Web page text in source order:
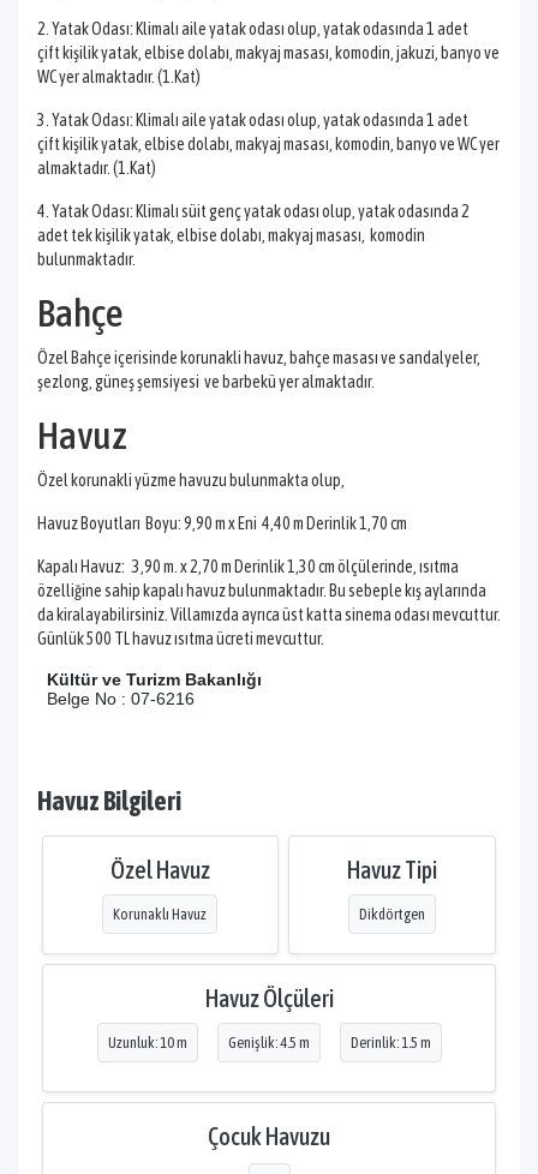
2. Yatak Odası: Klimalı aile yatak odası olup, yatak odasında 1 adet
çift kişilik yatak, elbise dolabı, makyaj masası, komodin, jakuzi, banyo ve
WC yer almaktadır. (1.Kat)
3. Yatak Odası: Klimalı aile yatak odası olup, yatak odasında 1 adet
çift kişilik yatak, elbise dolabı, makyaj masası, komodin, banyo ve WC yer
almaktadır. (1.Kat)
4. Yatak Odası: Klimalı süit genç yatak odası olup, yatak odasında 2
adet tek kişilik yatak, elbise dolabı, makyaj masası, komodin
bulunmaktadır.
Bahçe
Özel Bahçe içerisinde korunakli havuz, bahçe masası ve sandalyeler,
şezlong, güneş şemsiyesi ve barbekü yer almaktadır.
Havuz
Özel korunakli yüzme havuzu bulunmakta olup,
Havuz Boyutları Boyu: 9,90 m x Eni 4,40 m Derinlik 1,70 cm
Kapalı Havuz: 3,90 m. x 2,70 m Derinlik 1,30 cm ölçülerinde, ısıtma
özelliğine sahip kapalı havuz bulunmaktadır. Bu sebeple kış aylarında
da kiralayabilirsiniz. Villamızda ayrıca üst katta sinema odası mevcuttur.
Günlük 500 TL havuz ısıtma ücreti mevcuttur.
Kültür ve Turizm Bakanlığı
Belge No : 07-6216
Havuz Bilgileri
Özel Havuz
Korunaklı Havuz
Havuz Tipi
Dikdörtgen
Havuz Ölçüleri
Uzunluk: 10 m Genişlik: 4.5 m Derinlik: 1.5 m
Çocuk Havuzu